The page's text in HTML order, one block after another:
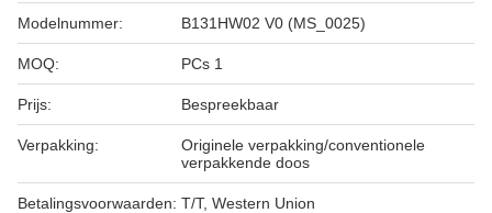
Modelnummer: B131HW02 V0 (MS_0025)
MOQ: PCs 1
Prijs: Bespreekbaar
Verpakking:
Originele verpakking/conventionele
verpakkende doos
Betalingsvoorwaarden: T/T, Western Union